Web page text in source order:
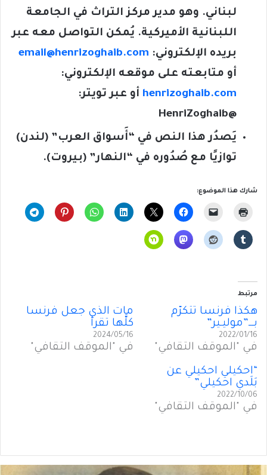
لبناني. وهو مدير مركز التراث في الجامعة
اللبنانية الأميركية. يُمكن التواصل معه عبر
بريده الإلكتروني: email@henrizoghaib.com
أو متابعته على موقعه الإلكتروني:
henrizoghaib.com أو عبر تويتر:
@HenriZoghaib
يَصدُر هذا النص في “أَسواق العرب” (لندن)
توازيًا مع صُدُوره في “النهار” (بيروت).
شارك هذا الموضوع:
مرتبط
هكذا فرنسا تَتَكرَّم
بـــ”موليـير”
2022/01/16
في "الموقف الثقافي"
مات الذي جعل فرنسا
كلَّها تقرأ
2024/05/16
في "الموقف الثقافي"
“احكيلي احكيلي عن
بَلَدي احكيلي”
2022/10/06
في "الموقف الثقافي"